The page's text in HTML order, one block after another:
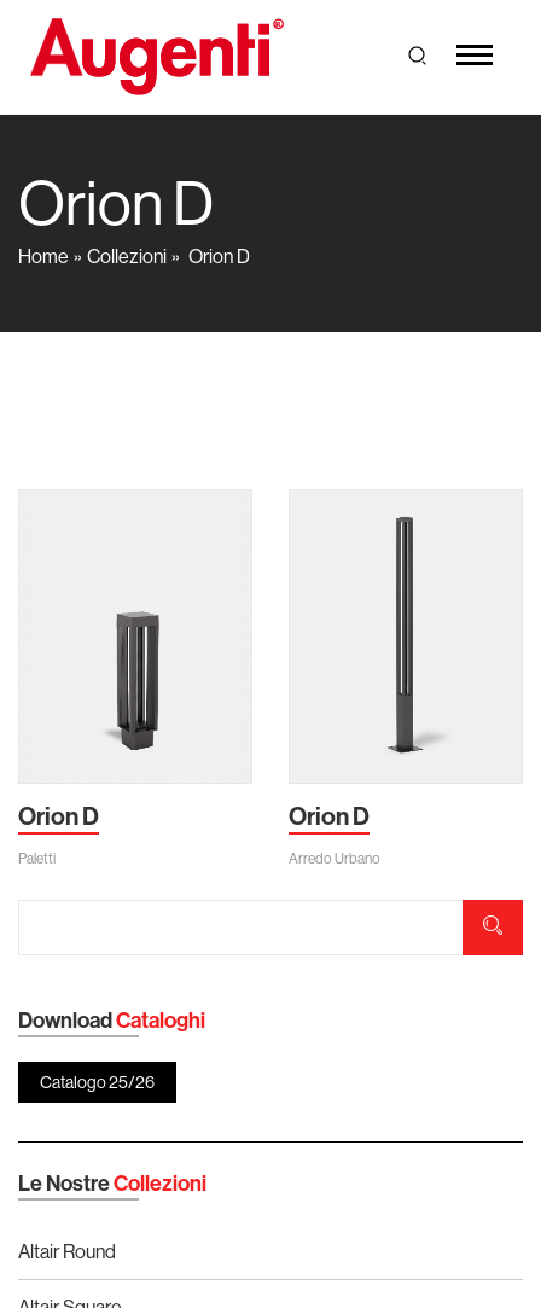
Orion D
Home Collezioni Orion D
Orion D
Paletti
Orion D
Arredo Urbano
DownloadCataloghi
Catalogo 25/26
Le NostreCollezioni
Altair Round